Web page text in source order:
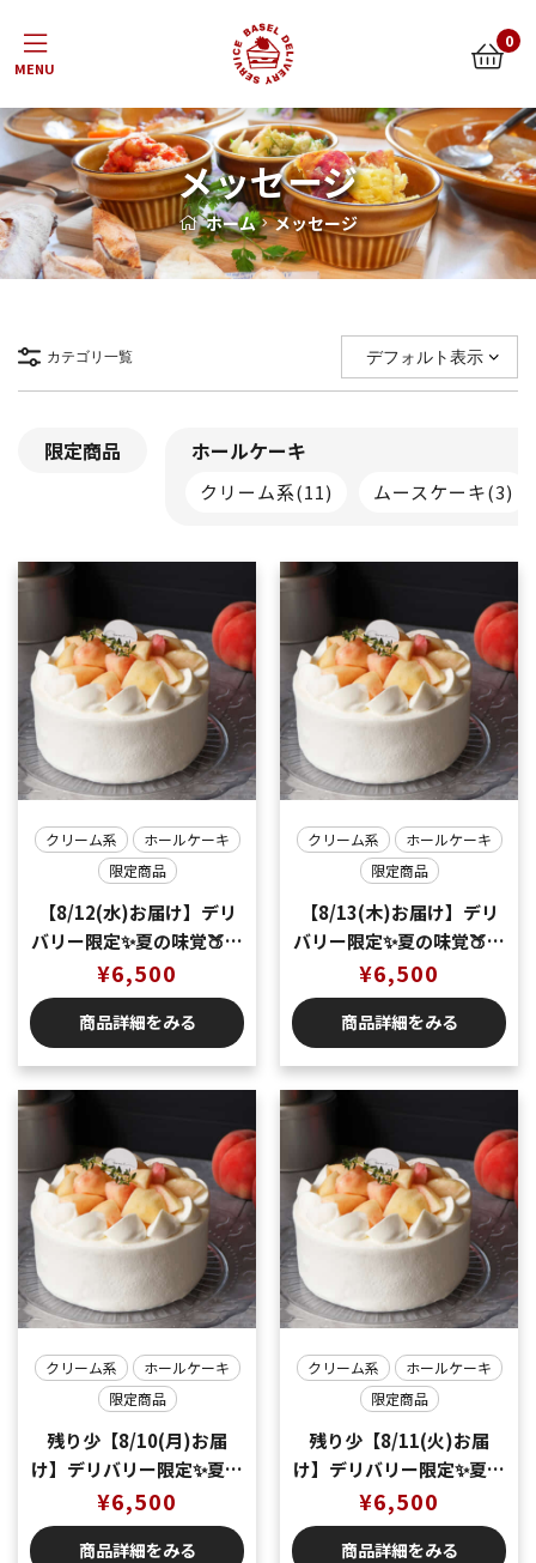
0
Menu
メッセージ
ホーム メッセージ
カテゴリ一覧
限定商品 ホールケーキ
クリーム系(11) ムースケーキ(3)
クリーム系
ホールケーキ
限定商品
【8/12(水)お届け】デリ
バリー限定✨夏の味覚🍑桃
のショートケーキ5号
（5〜6名様分）
¥6,500
商品詳細をみる
クリーム系
ホールケーキ
限定商品
【8/13(木)お届け】デリ
バリー限定✨夏の味覚🍑桃
のショートケーキ5号
（5〜6名様分）
¥6,500
商品詳細をみる
クリーム系
ホールケーキ
限定商品
残り少【8/10(月)お届
け】デリバリー限定✨夏の
味覚🍑桃のショートケー
キ5号（5〜6名様分）
¥6,500
商品詳細をみる
クリーム系
ホールケーキ
限定商品
残り少【8/11(火)お届
け】デリバリー限定✨夏の
味覚🍑桃のショートケー
キ5号（5〜6名様分）
¥6,500
商品詳細をみる